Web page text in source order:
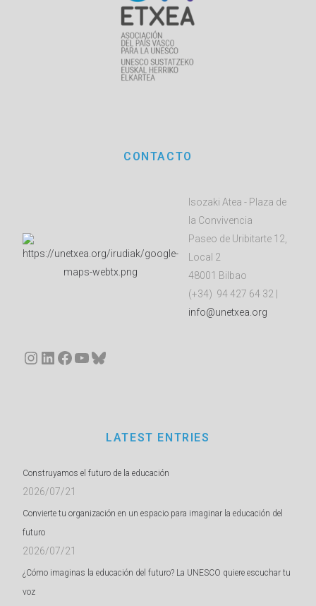
CONTACTO
Isozaki Atea - Plaza de
la Convivencia
Paseo de Uribitarte 12,
Local 2
48001 Bilbao
(+34) 94 427 64 32 |
info@unetxea.org
Instagram
LinkedIn
Facebook
YouTube
Bluesky
LATEST ENTRIES
Construyamos el futuro de la educación
2026/07/21
Convierte tu organización en un espacio para imaginar la educación del
futuro
2026/07/21
¿Cómo imaginas la educación del futuro? La UNESCO quiere escuchar tu
voz